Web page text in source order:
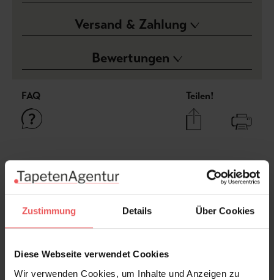
Zustimmung Details Über Cookies
Diese Webseite verwendet Cookies
Wir verwenden Cookies, um Inhalte und Anzeigen zu
Versand & Zahlung
Bewertungen
FAQ Teilen!
Frage stellen
+49 (0)221 932 81 82
Produktgalerie überspringen
Varianten